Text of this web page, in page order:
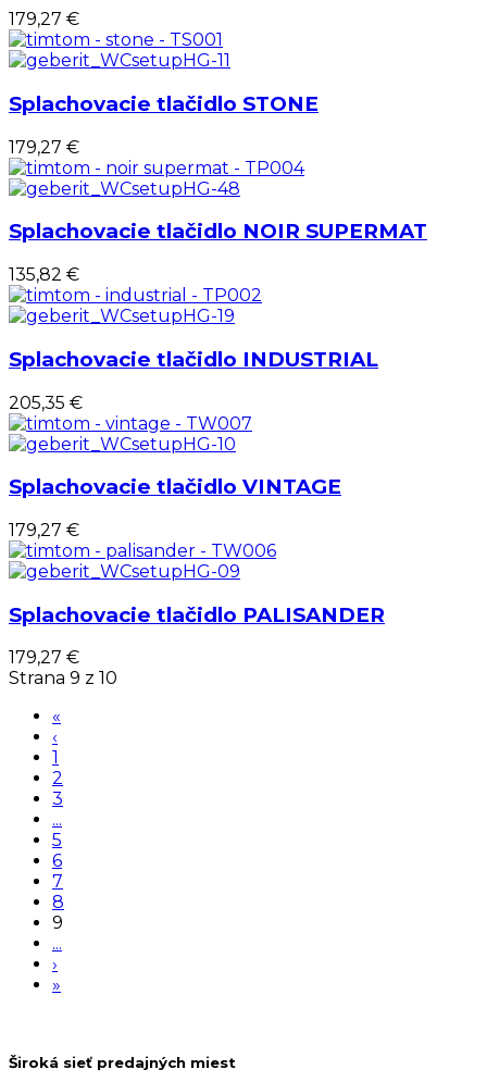
179,27 €
Splachovacie tlačidlo STONE
179,27 €
Splachovacie tlačidlo NOIR SUPERMAT
135,82 €
Splachovacie tlačidlo INDUSTRIAL
205,35 €
Splachovacie tlačidlo VINTAGE
179,27 €
Splachovacie tlačidlo PALISANDER
179,27 €
Strana 9 z 10
«
‹
1
2
3
...
5
6
7
8
9
...
›
»
Široká sieť predajných miest